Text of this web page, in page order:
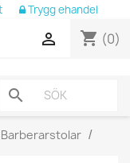
Trygg ehandel
shopping_cart (0)

search
Barberarstolar